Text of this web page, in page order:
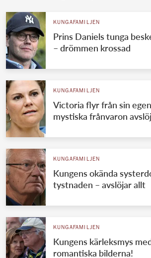
KUNGAFAMILJEN
Prins Daniels tunga
– drömmen krossad
KUNGAFAMILJEN
Victoria flyr från sin
mystiska frånvaron
KUNGAFAMILJEN
Kungens okända
tystnaden – avslöjar allt
KUNGAFAMILJEN
Kungens kärleksmys
romantiska bilderna!